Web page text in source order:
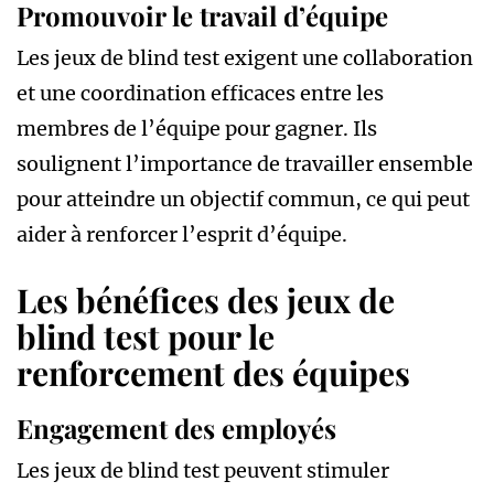
Promouvoir le travail d’équipe
Les jeux de blind test exigent une collaboration
et une coordination efficaces entre les
membres de l’équipe pour gagner. Ils
soulignent l’importance de travailler ensemble
pour atteindre un objectif commun, ce qui peut
aider à renforcer l’esprit d’équipe.
Les bénéfices des jeux de
blind test pour le
renforcement des équipes
Engagement des employés
Les jeux de blind test peuvent stimuler